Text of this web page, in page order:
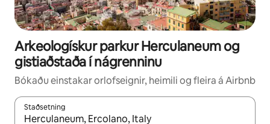
Arkeologískur parkur Herculaneum og
gistiaðstaða í nágrenninu
Bókaðu einstakar orlofseignir, heimili og fleira á Airbnb
Staðsetning
Þegar niðurstöður liggja fyrir skaltu nota upp og niður